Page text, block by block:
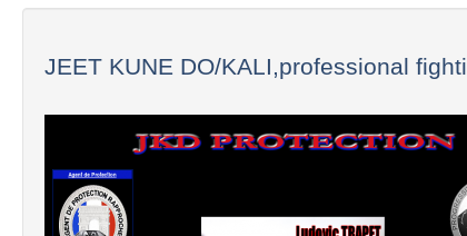
JEET KUNE DO/KALI,professional